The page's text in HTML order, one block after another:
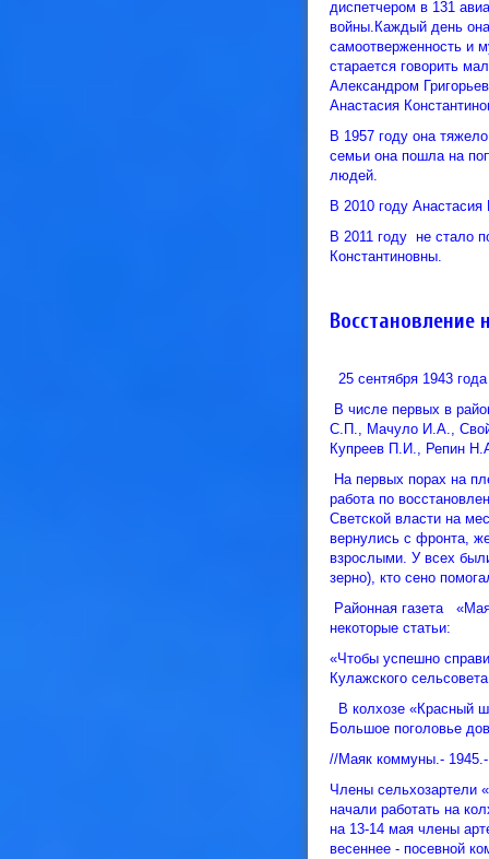
диспетчером в 131
войны.Каждый день
самоотверженность и
старается говорить
Александром
Анастасия
В 1957 году она
семьи она пошла на
людей.
В 2010 году Анастасия
В 2011 году не стало
Константиновны.
25 сентября 1943
В числе первых в
С.П., Мачуло И.А.,
Купреев П.И., Репин
На первых порах на
работа по
Светской власти на
вернулись с фронта,
взрослыми. У всех
зерно), кто сено
Районная газета
некоторые статьи:
«Чтобы успешно
Кулажского
В колхозе «Красный
Большое поголовье
//Маяк коммуны.-
Члены сельхозартели
начали работать на
на 13-14 мая члены
весеннее - посевной